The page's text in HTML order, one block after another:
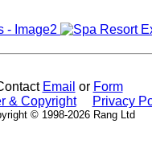
Email or Form
& Copyright
Privacy
© 1998-2026 Rang Ltd